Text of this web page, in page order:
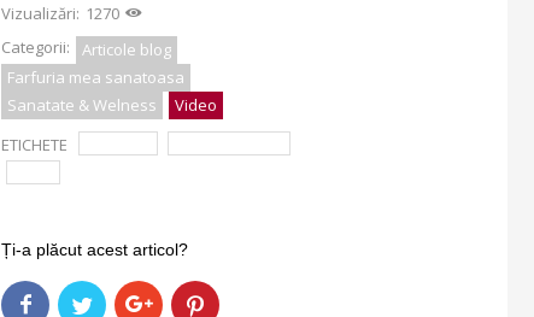
Vizualizări: 1270
Categorii:
Articole blog
Farfuria mea sanatoasa
Sanatate & Welness
Video
ETICHETE
Ți-a plăcut acest articol?